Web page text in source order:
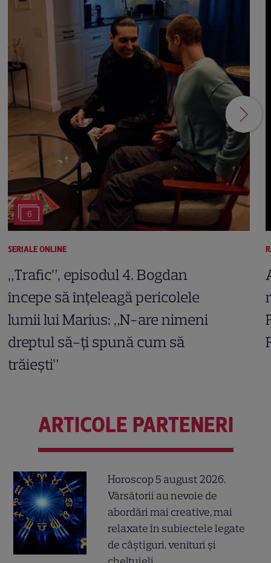
6
SERIALE ONLINE
„Trafic”, episodul 4. Bogdan
începe să înțeleagă pericolele
lumii lui Marius: „N-are nimeni
dreptul să-ți spună cum să
trăiești”
ARTICOLE PARTENERI
Horoscop 5 august 2026.
Vărsătorii au nevoie de
abordări mai creative, mai
relaxate în subiectele legate
de câștiguri, venituri și